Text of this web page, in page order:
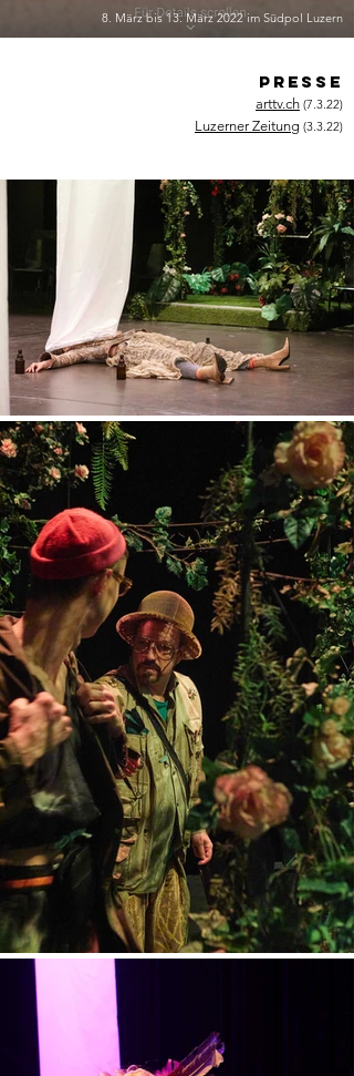
8. März bis 13. März 2022 im Südpol Luzern
Presse
arttv.ch (7.3.22)
Luzerner Zeitung (3.3.22)